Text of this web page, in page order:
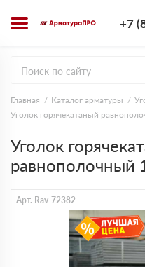
+7
Главная Каталог арматуры
Уголок горячекатаный
Уголок
равнополочный
Арт. Rav-72382